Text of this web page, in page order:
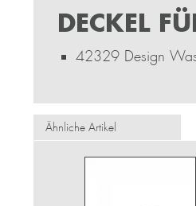
DECKEL
42329 Design
Ähnliche Artikel